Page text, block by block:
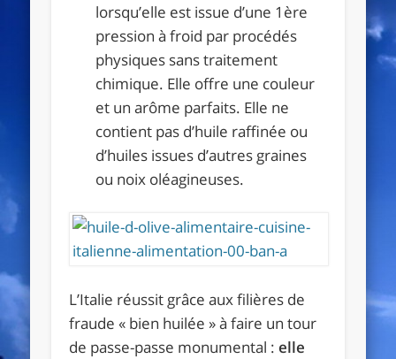
lorsqu’elle est issue d’une 1ère
pression à froid par procédés
physiques sans traitement
chimique. Elle offre une couleur
et un arôme parfaits. Elle ne
contient pas d’huile raffinée ou
d’huiles issues d’autres graines
ou noix oléagineuses.
L’Italie réussit grâce aux filières de
fraude « bien huilée » à faire un tour
de passe-passe monumental :elle